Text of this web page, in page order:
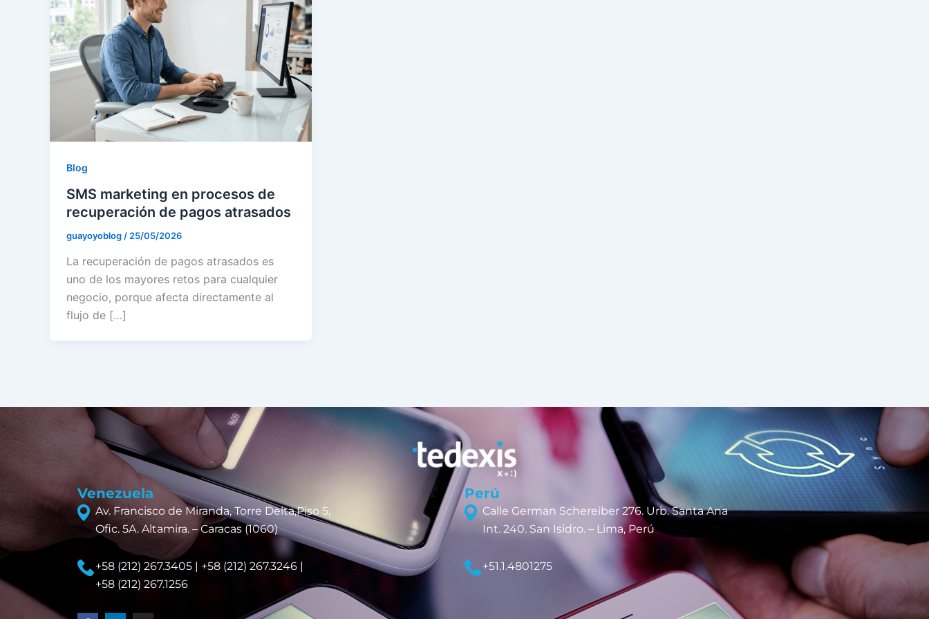
Blog
SMS marketing en procesos de
recuperación de pagos atrasados
guayoyoblog / 25/05/2026
La recuperación de pagos atrasados es
uno de los mayores retos para cualquier
negocio, porque afecta directamente al
flujo de […]
Venezuela
Av. Francisco de Miranda, Torre Delta,Piso 5,
Ofic. 5A. Altamira. – Caracas (1060)
+58 (212) 267.3405 | +58 (212) 267.3246 |
+58 (212) 267.1256
Perú
Calle German Schereiber 276. Urb. Santa Ana
Int. 240. San Isidro. – Lima, Perú
+51.1.4801275